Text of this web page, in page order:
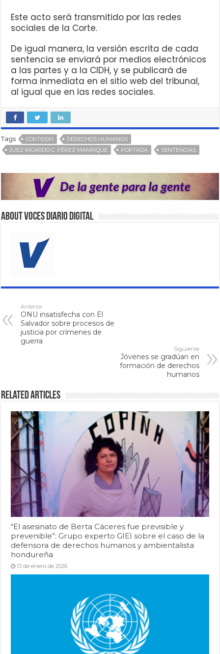
Este acto será transmitido por las redes
sociales de la Corte.
De igual manera, la versión escrita de cada
sentencia se enviará por medios electrónicos
a las partes y a la CIDH, y se publicará de
forma inmediata en el sitio web del tribunal,
al igual que en las redes sociales.
Tags CORTEIDH
DERECHOS HUMANOS
JUEZ RICARDO C. PÉREZ MANRIQUE
PORTADA SENTENCIAS
About VOCES Diario digital
Anterior
ONU insatisfecha con El
Salvador sobre procesos de
justicia por crímenes de
guerra
Siguiente
Jóvenes se gradúan en
formación de derechos
humanos
Related Articles
“El asesinato de Berta Cáceres fue previsible y
prevenible”: Grupo experto GIEI sobre el caso de la
defensora de derechos humanos y ambientalista
hondureña
13 de enero de 2026